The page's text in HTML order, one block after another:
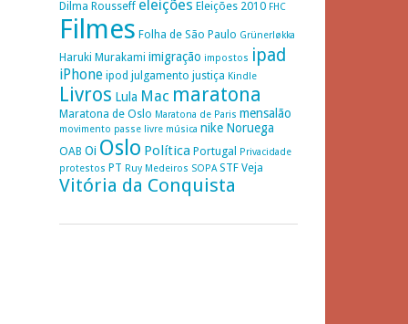
Dilma Rousseff eleições Eleições 2010 FHC
Filmes Folha de São Paulo Grünerløkka
Haruki Murakami imigração impostos ipad
iPhone ipod julgamento justiça Kindle
Livros Lula Mac maratona
Maratona de Oslo Maratona de Paris mensalão
movimento passe livre música nike Noruega
OAB Oi Oslo Política Portugal
Privacidade
protestos PT Ruy Medeiros SOPA STF Veja
Vitória da Conquista